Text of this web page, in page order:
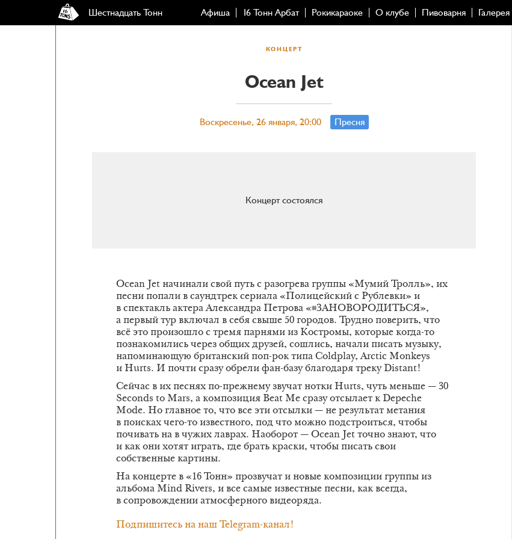
Шестнадцать Тонн Афиша 16 Тонн Арбат Рокикараоке О клубе Пивоварня Галерея
КОНЦЕРТ
Ocean Jet
Воскресенье, 26 января, 20:00 Пресня
Концерт состоялся
Ocean Jet начинали свой путь с разогрева группы «Мумий Тролль», их
песни попали в саундтрек сериала «Полицейский с Рублевки» и
в спектакль актера Александра Петрова «#ЗАНОВОРОДИТЬСЯ»,
а первый тур включал в себя свыше 50 городов. Трудно поверить, что
всё это произошло с тремя парнями из Костромы, которые когда-то
познакомились через общих друзей, сошлись, начали писать музыку,
напоминающую британский поп-рок типа Coldplay, Arctic Monkeys
и Hurts. И почти сразу обрели фан-базу благодаря треку Distant!
Сейчас в их песнях по-прежнему звучат нотки Hurts, чуть меньше — 30
Seconds to Mars, а композиция Beat Me сразу отсылает к Depeche
Mode. Но главное то, что все эти отсылки — не результат метания
в поисках чего-то известного, под что можно подстроиться, чтобы
почивать на в чужих лаврах. Наоборот — Ocean Jet точно знают, что
и как они хотят играть, где брать краски, чтобы писать свои
собственные картины.
На концерте в «16 Тонн» прозвучат и новые композиции группы из
альбома Mind Rivers, и все самые известные песни, как всегда,
в сопровождении атмосферного видеоряда.
Подпишитесь на наш Telegram-канал!